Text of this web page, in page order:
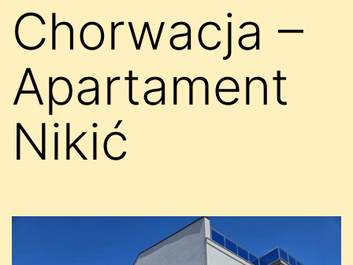
Chorwacja –
Apartament
Nikić